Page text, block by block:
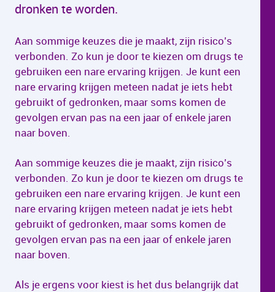
dronken te worden.
Aan sommige keuzes die je maakt, zijn risico’s
verbonden. Zo kun je door te kiezen om drugs te
gebruiken een nare ervaring krijgen. Je kunt een
nare ervaring krijgen meteen nadat je iets hebt
gebruikt of gedronken, maar soms komen de
gevolgen ervan pas na een jaar of enkele jaren
naar boven.
Aan sommige keuzes die je maakt, zijn risico’s
verbonden. Zo kun je door te kiezen om drugs te
gebruiken een nare ervaring krijgen. Je kunt een
nare ervaring krijgen meteen nadat je iets hebt
gebruikt of gedronken, maar soms komen de
gevolgen ervan pas na een jaar of enkele jaren
naar boven.
Als je ergens voor kiest is het dus belangrijk dat